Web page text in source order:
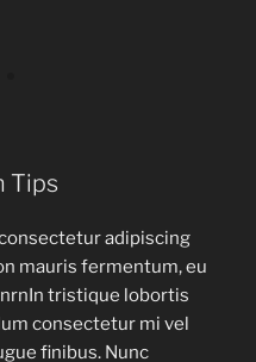
Tips
adipiscing
mauris fermentum, eu
tristique lobortis
consectetur mi vel
finibus. Nunc